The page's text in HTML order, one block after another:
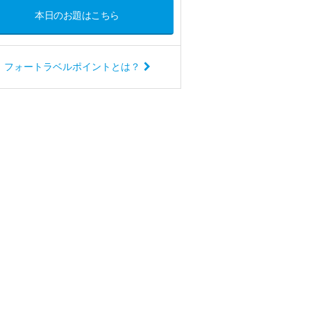
本日のお題はこちら
フォートラベルポイントとは？